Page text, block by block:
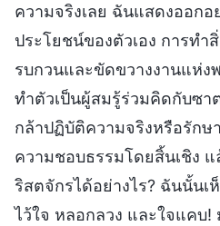
ความจริงเลย ฉันแสดงออกอ
ประโยชน์ของตัวเอง การทำ
รบกวนและขัดขวางงานแห่ง
ทำตัวเป็นผู้สมรู้ร่วมคิดกับซา
กล้าปฏิบัติความจริงหรือรักษ
ความชอบธรรมโดยสิ้นเชิง
ริสตจักรได้อย่างไร? ฉันนั้นเ
ไว้ใจ หลอกลวง และใจแคบ!